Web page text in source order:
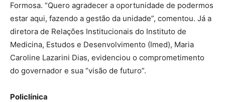
Formosa. “Quero agradecer a oportunidade de podermos
estar aqui, fazendo a gestão da unidade”, comentou. Já a
diretora de Relações Institucionais do Instituto de
Medicina, Estudos e Desenvolvimento (Imed), Maria
Caroline Lazarini Dias, evidenciou o comprometimento
do governador e sua “visão de futuro”.
Policlínica